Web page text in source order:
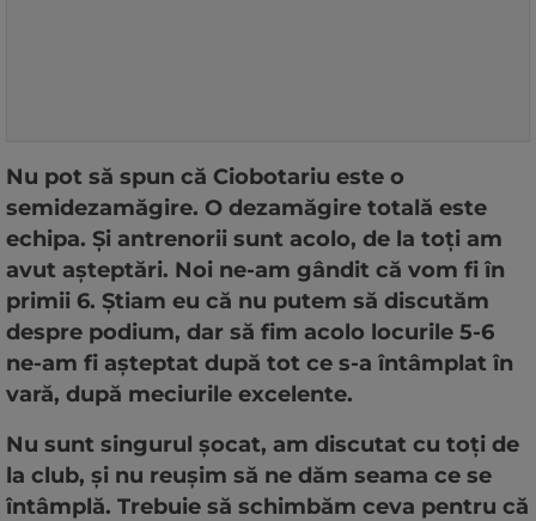
Nu pot să spun că Ciobotariu este o
semidezamăgire. O dezamăgire totală este
echipa. Și antrenorii sunt acolo, de la toți am
avut așteptări. Noi ne-am gândit că vom fi în
primii 6. Știam eu că nu putem să discutăm
despre podium, dar să fim acolo locurile 5-6
ne-am fi așteptat după tot ce s-a întâmplat în
vară, după meciurile excelente.
Nu sunt singurul șocat, am discutat cu toți de
la club, și nu reușim să ne dăm seama ce se
întâmplă. Trebuie să schimbăm ceva pentru că